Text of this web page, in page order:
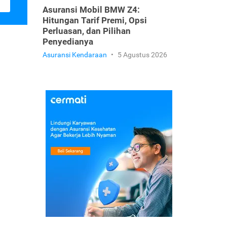
Asuransi Mobil BMW Z4:
Hitungan Tarif Premi, Opsi
Perluasan, dan Pilihan
Penyedianya
Asuransi Kendaraan • 5 Agustus 2026